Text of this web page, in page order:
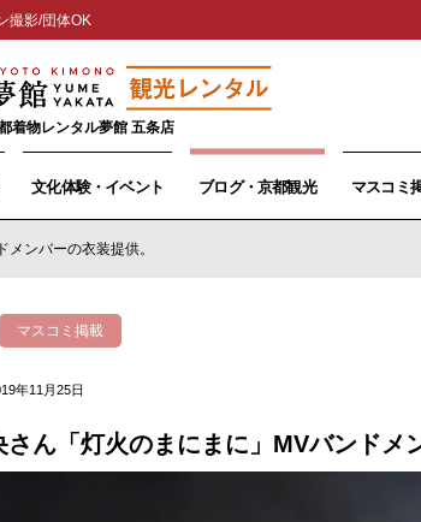
撮影/団体OK
着物レンタル夢館 五条店
文化体験・イベント ブログ・京都観光 マスコミ
ンバーの衣装提供。
マスコミ掲載
年11月25日
ん「灯火のまにまに」MVバンドメ